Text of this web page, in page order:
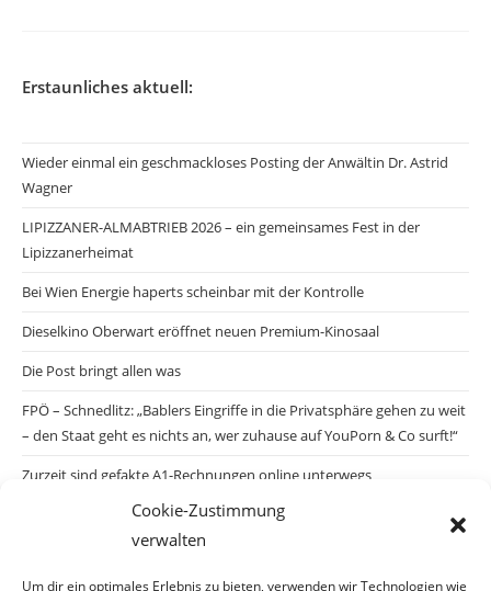
Cookie-Zustimmung
verwalten
Um dir ein optimales Erlebnis zu bieten, verwenden wir Technologien wie
Erstaunliches aktuell:
Wieder einmal ein geschmackloses Posting der Anwältin Dr. Astrid
Wagner
LIPIZZANER-ALMABTRIEB 2026 – ein gemeinsames Fest in der
Lipizzanerheimat
Bei Wien Energie haperts scheinbar mit der Kontrolle
Dieselkino Oberwart eröffnet neuen Premium-Kinosaal
Die Post bringt allen was
FPÖ – Schnedlitz: „Bablers Eingriffe in die Privatsphäre gehen zu weit
– den Staat geht es nichts an, wer zuhause auf YouPorn & Co surft!“
Zurzeit sind gefakte A1-Rechnungen online unterwegs
Salzburgs Juden und ihre Sicherheit: „Erst nach einem Anschlag wäre
die Gefahr endlich konkret!“
Biologisches Wunder in Ceuta